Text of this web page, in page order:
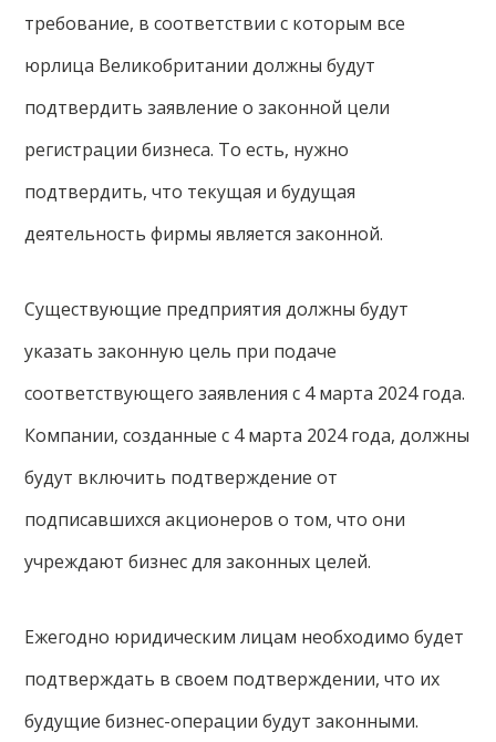
требование, в соответствии с которым все
юрлица Великобритании должны будут
подтвердить заявление о законной цели
регистрации бизнеса. То есть, нужно
подтвердить, что текущая и будущая
деятельность фирмы является законной.
Существующие предприятия должны будут
указать законную цель при подаче
соответствующего заявления с 4 марта 2024 года.
Компании, созданные с 4 марта 2024 года, должны
будут включить подтверждение от
подписавшихся акционеров о том, что они
учреждают бизнес для законных целей.
Ежегодно юридическим лицам необходимо будет
подтверждать в своем подтверждении, что их
будущие бизнес-операции будут законными.